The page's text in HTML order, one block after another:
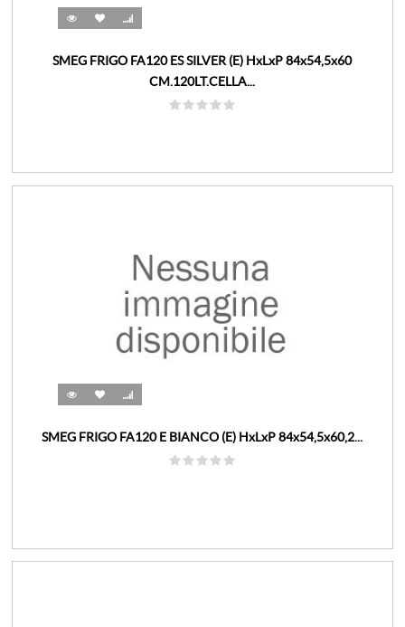
SMEG FRIGO FA120 ES SILVER (E) HxLxP 84x54,5x60
CM.120LT.CELLA...
SMEG FRIGO FA120 E BIANCO (E) HxLxP 84x54,5x60,2...